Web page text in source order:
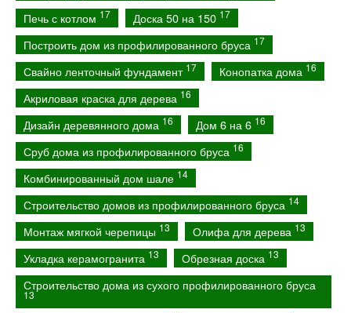
Печь с котлом 17 Доска 50 на 150 17
Построить дом из профилированного бруса 17
Свайно ленточный фундамент 17 Конопатка дома 16
Акриловая краска для дерева 16
Дизайн деревянного дома 16 Дом 6 на 6 16
Сруб дома из профилированного бруса 16
Комбинированный дом шале 14
Строительство домов из профилированного бруса 14
Монтаж мягкой черепицы 13 Олифа для дерева 13
Укладка керамогранита 13 Обрезная доска 13
Строительство дома из сухого профилированного бруса
13